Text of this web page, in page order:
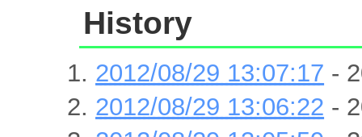
History
2012/08/29 13:07:17 -
2012/08/29 13:06:22 -